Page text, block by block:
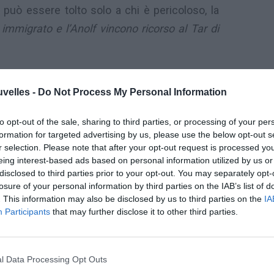
- Do Not Process My Personal Information
opt-out of the sale, sharing to third parties, or processing of your
for targeted advertising by us, please use the below opt-out
selection. Please note that after your opt-out request is processed
interest-based ads based on personal information utilized by us
to third parties prior to your opt-out. You may separately
of your personal information by third parties on the IAB’s list of
This information may also be disclosed by us to third parties on the
Participants that may further disclose it to other third parties.
Data Processing Opt Outs
essere tolto solo a chi è pericoloso, la
immigrato e l’Anolf vincono ricorso al Tar di
loro permessi di soggiorno. Poi si sono
messi in tasca la carta di soggiorno
Ue per lungosoggiornati), il documento
indeterminato” a cui aspirano tutti gli
però, complice la crisi economica, hanno
lavoro, la Questura ha revocato loro la carta
regolare contratto di lavoro, non possono
degne di rimanere in Italia. Come se a
fossero i lavoratori.